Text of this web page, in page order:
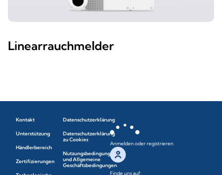
Linearrauchmelder
Kontakt
Unterstützung
Händlerbereich
Zertifizierungen
Datenschutzerklärung
Datenschutzerklärung
zu Cookies
Nutzungsbedingungen
und Allgemeine
Geschäftsbedingungen
Anmelden oder registrieren
Finde uns auf: